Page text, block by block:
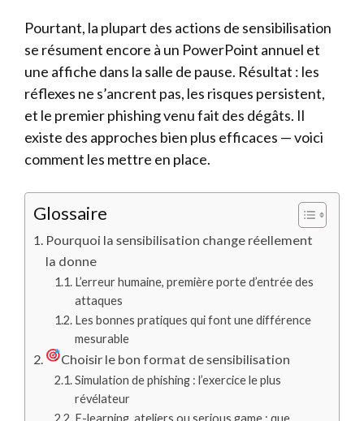
Pourtant, la plupart des actions de sensibilisation
se résument encore à un PowerPoint annuel et
une affiche dans la salle de pause. Résultat : les
réflexes ne s’ancrent pas, les risques persistent,
et le premier phishing venu fait des dégâts. Il
existe des approches bien plus efficaces — voici
comment les mettre en place.
Glossaire
Pourquoi la sensibilisation change réellement
la donne
L’erreur humaine, première porte d’entrée des
attaques
Les bonnes pratiques qui font une différence
mesurable
Choisir le bon format de sensibilisation
Simulation de phishing : l’exercice le plus
révélateur
E-learning, ateliers ou serious game : que